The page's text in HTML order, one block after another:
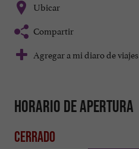
Ubicar
Compartir
Agregar a mi diaro de viajes
Horario de apertura
Cerrado